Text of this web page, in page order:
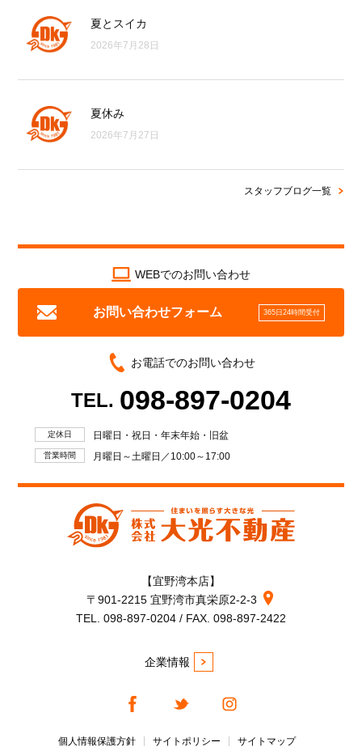
夏とスイカ
2026年7月28日
夏休み
2026年7月27日
スタッフブログ一覧
WEBでのお問い合わせ
お問い合わせフォーム 365日24時間受付
お電話でのお問い合わせ
TEL. 098-897-0204
定休日 日曜日・祝日・年末年始・旧盆
営業時間 月曜日～土曜日／10:00～17:00
【宜野湾本店】
〒901-2215 宜野湾市真栄原2-2-3
TEL. 098-897-0204 / FAX. 098-897-2422
企業情報
個人情報保護方針 サイトポリシー サイトマップ